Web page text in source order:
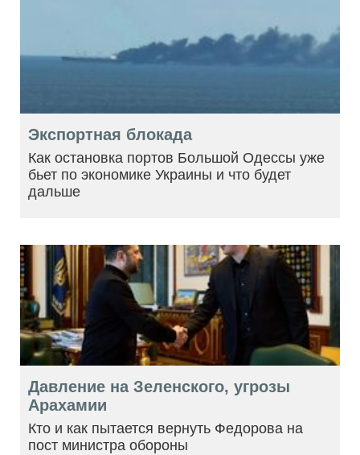
Экспортная блокада
Как остановка портов Большой Одессы уже
бьет по экономике Украины и что будет
дальше
Давление на Зеленского, угрозы
Арахамии
Кто и как пытается вернуть Федорова на
пост министра обороны